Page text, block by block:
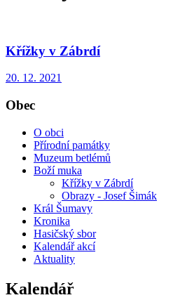
Křížky v Zábrdí
20. 12. 2021
Obec
O obci
Přírodní památky
Muzeum betlémů
Boží muka
Křížky v Zábrdí
Obrazy - Josef Šimák
Král Šumavy
Kronika
Hasičský sbor
Kalendář akcí
Aktuality
Kalendář